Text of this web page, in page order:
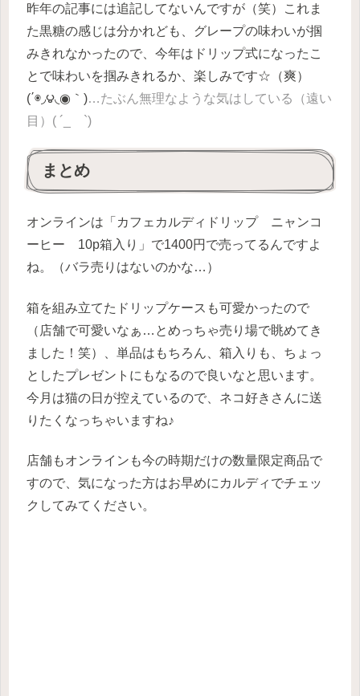
昨年の記事には追記してないんですが（笑）これま
た黒糖の感じは分かれども、グレープの味わいが掴
みきれなかったので、今年はドリップ式になったこ
とで味わいを掴みきれるか、楽しみです☆（爽）
(΄◉◞౪◟◉｀)…たぶん無理なような気はしている（遠い
目）( ´_ゝ`)
まとめ
オンラインは「カフェカルディドリップ ニャンコ
ーヒー 10p箱入り」で1400円で売ってるんですよ
ね。（バラ売りはないのかな…）
箱を組み立てたドリップケースも可愛かったので
（店舗で可愛いなぁ…とめっちゃ売り場で眺めてき
ました！笑）、単品はもちろん、箱入りも、ちょっ
としたプレゼントにもなるので良いなと思います。
今月は猫の日が控えているので、ネコ好きさんに送
りたくなっちゃいますね♪
店舗もオンラインも今の時期だけの数量限定商品で
すので、気になった方はお早めにカルディでチェッ
クしてみてください。